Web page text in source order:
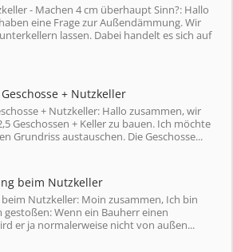
- Machen 4 cm überhaupt Sinn?: Hallo
eine Frage zur Außendämmung. Wir
lassen. Dabei handelt es sich auf
+ Nutzkeller
+ Nutzkeller: Hallo zusammen, wir
Geschossen + Keller zu bauen. Ich möchte
Grundriss austauschen. Die Geschosse...
beim Nutzkeller
Nutzkeller: Moin zusammen, Ich bin
Wenn ein Bauherr einen
er ja normalerweise nicht von außen...